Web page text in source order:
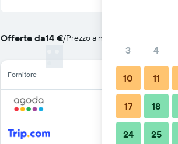
Offerte da14 €/Prezzo a notte più conveniente
Fornitore
3 4
10 11
17 18
24 25